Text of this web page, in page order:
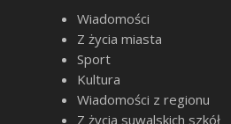
Wiadomości
Z życia miasta
Sport
Kultura
Wiadomości z regionu
Z życia suwalskich szkół